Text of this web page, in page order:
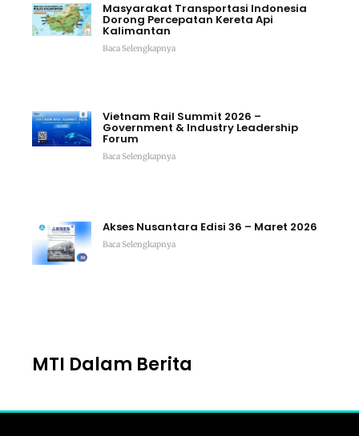
Masyarakat Transportasi Indonesia
Dorong Percepatan Kereta Api
Kalimantan
Baca Selengkapnya
Vietnam Rail Summit 2026 –
Government & Industry Leadership
Forum
Baca Selengkapnya
Akses Nusantara Edisi 36 – Maret 2026
Baca Selengkapnya
MTI Dalam Berita